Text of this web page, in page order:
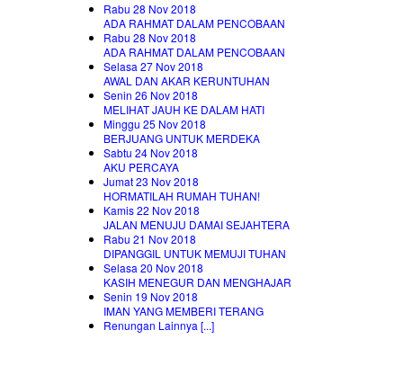
Rabu 28 Nov 2018
ADA RAHMAT DALAM PENCOBAAN
Rabu 28 Nov 2018
ADA RAHMAT DALAM PENCOBAAN
Selasa 27 Nov 2018
AWAL DAN AKAR KERUNTUHAN
Senin 26 Nov 2018
MELIHAT JAUH KE DALAM HATI
Minggu 25 Nov 2018
BERJUANG UNTUK MERDEKA
Sabtu 24 Nov 2018
AKU PERCAYA
Jumat 23 Nov 2018
HORMATILAH RUMAH TUHAN!
Kamis 22 Nov 2018
JALAN MENUJU DAMAI SEJAHTERA
Rabu 21 Nov 2018
DIPANGGIL UNTUK MEMUJI TUHAN
Selasa 20 Nov 2018
KASIH MENEGUR DAN MENGHAJAR
Senin 19 Nov 2018
IMAN YANG MEMBERI TERANG
Renungan Lainnya [...]